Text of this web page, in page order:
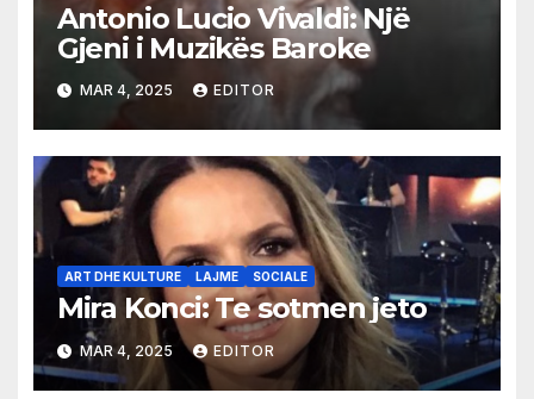
Antonio Lucio Vivaldi: Një
Gjeni i Muzikës Baroke
MAR 4, 2025 EDITOR
ART DHE KULTURE LAJME SOCIALE
Mira Konci: Te sotmen jeto
MAR 4, 2025 EDITOR